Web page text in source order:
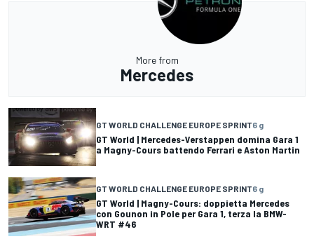
More from
Mercedes
GT WORLD CHALLENGE EUROPE SPRINT6 g
GT World | Mercedes-Verstappen domina Gara 1
a Magny-Cours battendo Ferrari e Aston Martin
GT WORLD CHALLENGE EUROPE SPRINT6 g
GT World | Magny-Cours: doppietta Mercedes
con Gounon in Pole per Gara 1, terza la BMW-
WRT #46